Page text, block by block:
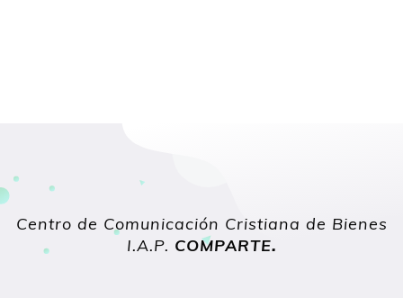
Centro de Comunicación Cristiana de Bienes
I.A.P. COMPARTE.